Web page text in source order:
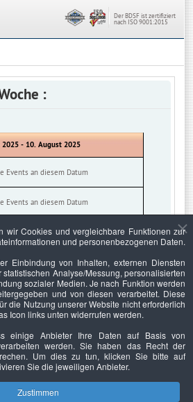
Der BDSF ist zertifiziert
nach ISO 9001:2015
:
- 10. August 2025
Events an diesem Datum
Events an diesem Datum
Events an diesem Datum
Events an diesem Datum
Events an diesem Datum
Events an diesem Datum
wir Cookies und vergleichbare Funktionen zur
und personenbezogenen Daten.
Einbindung von Inhalten, externen Diensten
Analyse/Messung, personalisierten
sozialer Medien. Je nach Funktion werden
und von diesen verarbeitet. Diese
die Nutzung unserer Website nicht erforderlich
Icon links unten widerrufen werden.
einige Anbieter Ihre Daten auf Basis von
werden. Sie haben das Recht der
Um dies zu tun, klicken Sie bitte auf
Sie die jeweiligen Anbieter.
Zustimmen